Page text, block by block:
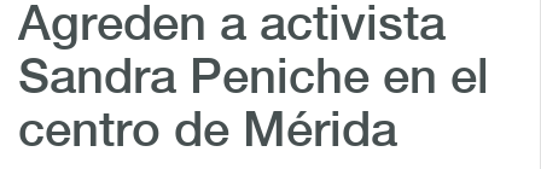
Agreden a activista
Sandra Peniche en el
centro de Mérida